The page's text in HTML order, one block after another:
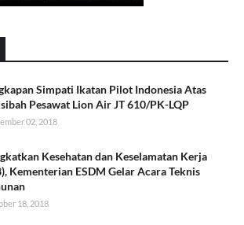
Simpati Ikatan Pilot Indonesia Atas
Pesawat Lion Air JT 610/PK-LQP
02, 2018
Kesehatan dan Keselamatan Kerja
Kementerian ESDM Gelar Acara Teknis
18, 2018